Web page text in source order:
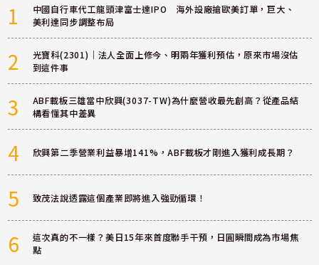
1
中國自行車代工龍頭津富士達IPO 海外設廠搶歐美訂單，巨大、
美利達同步調整布局
2
光寶科(2301)｜法人全面上修今、明兩年獲利預估，原來市場沒估
到這件事
3
ABF載板三雄當中欣興(3037-TW)為什麼營收最先創高？從產品結
構看懂其中差異
4 欣興第二季營業利益暴增141%，ABF載板才剛進入獲利成長期？
5 致茂法說透露這個產業即將進入強勁循環！
6
這次真的不一樣？美日15年來首度聯手干預，日圓瞬間成為市場焦
點